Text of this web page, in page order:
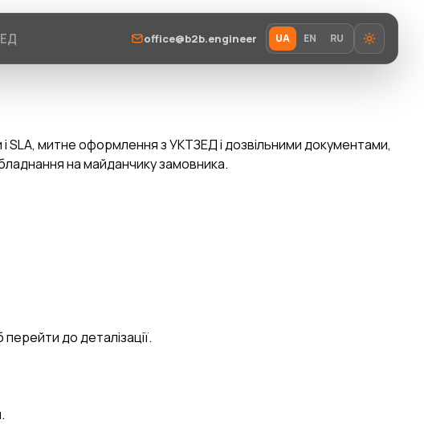
office@b2b.engineer UA EN RU
SLA, митне оформлення з УКТЗЕД і дозвільними документами,
на майданчику замовника.
до деталізації.